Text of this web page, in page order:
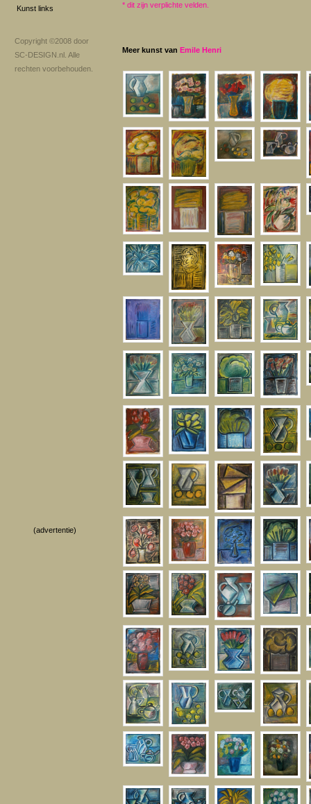
Kunst links
Copyright ©2008 door
SC-DESIGN.nl . Alle
rechten voorbehouden.
(advertentie)
* dit zijn verplichte velden.
Meer kunst van Emile Henri